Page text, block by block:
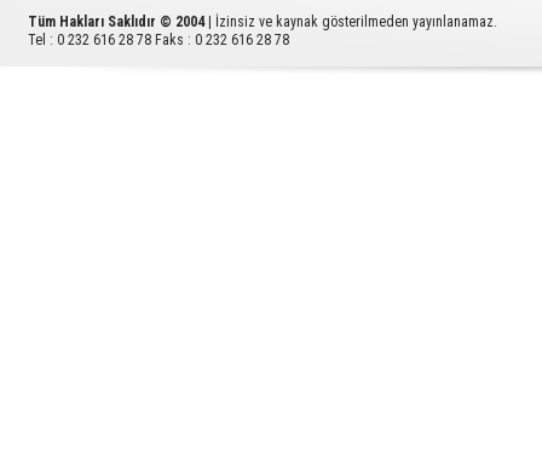
Tüm Hakları Saklıdır © 2004
| İzinsiz ve kaynak gösterilmeden yayınlanamaz.
Tel : 0 232 616 28 78 Faks : 0 232 616 28 78